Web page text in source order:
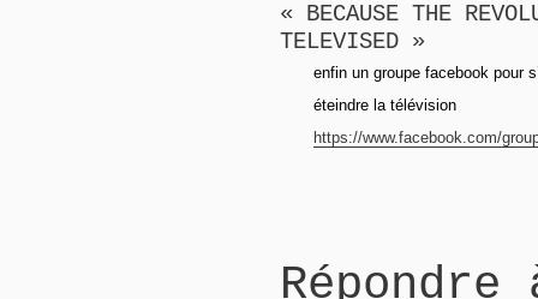
« BECAUSE THE
TELEVISED »
enfin un groupe facebook pour
éteindre la télévision
https://www.facebook.com/